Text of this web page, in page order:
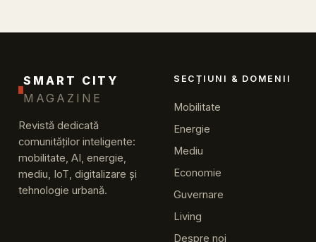
SMART CITY
MAGAZINE
Revistă dedicată
comunităților inteligente:
mobilitate, AI, energie,
mediu, IoT, digitalizare și
tehnologie urbană.
SECȚIUNI & DOMENII
Mobilitate
Energie
Mediu
Economie
Guvernare
Living
Despre noi